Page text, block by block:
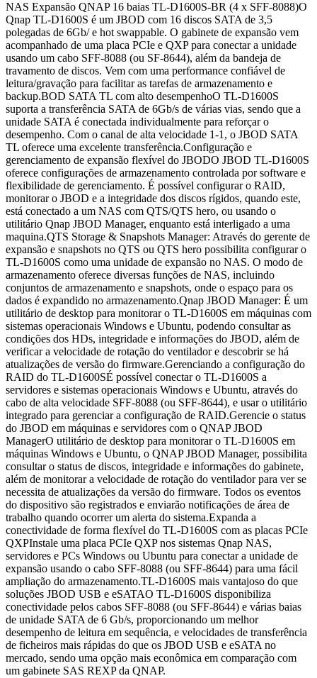
NAS Expansão QNAP 16 baias TL-D1600S-BR (4 x SFF-8088)O
Qnap TL-D1600S é um JBOD com 16 discos SATA de 3,5
polegadas de 6Gb/ e hot swappable. O gabinete de expansão vem
acompanhado de uma placa PCIe e QXP para conectar a unidade
usando um cabo SFF-8088 (ou SF-8644), além da bandeja de
travamento de discos. Vem com uma performance confiável de
leitura/gravação para facilitar as tarefas de armazenamento e
backup.BOD SATA TL com alto desempenhoO TL-D1600S
suporta a transferência SATA de 6Gb/s de várias vias, sendo que a
unidade SATA é conectada individualmente para reforçar o
desempenho. Com o canal de alta velocidade 1-1, o JBOD SATA
TL oferece uma excelente transferência.Configuração e
gerenciamento de expansão flexível do JBODO JBOD TL-D1600S
oferece configurações de armazenamento controlada por software e
flexibilidade de gerenciamento. É possível configurar o RAID,
monitorar o JBOD e a integridade dos discos rígidos, quando este,
está conectado a um NAS com QTS/QTS hero, ou usando o
utilitário Qnap JBOD Manager, enquanto está interligado a uma
maquina.QTS Storage & Snapshots Manager: Através do gerente de
expansão e snapshots no QTS ou QTS hero possibilita configurar o
TL-D1600S como uma unidade de expansão no NAS. O modo de
armazenamento oferece diversas funções de NAS, incluindo
conjuntos de armazenamento e snapshots, onde o espaço para os
dados é expandido no armazenamento.Qnap JBOD Manager: É um
utilitário de desktop para monitorar o TL-D1600S em máquinas com
sistemas operacionais Windows e Ubuntu, podendo consultar as
condições dos HDs, integridade e informações do JBOD, além de
verificar a velocidade de rotação do ventilador e descobrir se há
atualizações de versão do firmware.Gerenciando a configuração do
RAID do TL-D1600SÉ possível conectar o TL-D1600S a
servidores e sistemas operacionais Windows e Ubuntu, através do
cabo de alta velocidade SFF-8088 (ou SFF-8644), e usar o utilitário
integrado para gerenciar a configuração de RAID.Gerencie o status
do JBOD em máquinas e servidores com o QNAP JBOD
ManagerO utilitário de desktop para monitorar o TL-D1600S em
máquinas Windows e Ubuntu, o QNAP JBOD Manager, possibilita
consultar o status de discos, integridade e informações do gabinete,
além de monitorar a velocidade de rotação do ventilador para ver se
necessita de atualizações da versão do firmware. Todos os eventos
do dispositivo são registrados e enviarão notificações de área de
trabalho quando ocorrer um alerta do sistema.Expanda a
conectividade de forma flexível do TL-D1600S com as placas PCIe
QXPInstale uma placa PCIe QXP nos sistemas Qnap NAS,
servidores e PCs Windows ou Ubuntu para conectar a unidade de
expansão usando o cabo SFF-8088 (ou SFF-8644) para uma fácil
ampliação do armazenamento.TL-D1600S mais vantajoso do que
soluções JBOD USB e eSATAO TL-D1600S disponibiliza
conectividade pelos cabos SFF-8088 (ou SFF-8644) e várias baias
de unidade SATA de 6 Gb/s, proporcionando um melhor
desempenho de leitura em sequência, e velocidades de transferência
de ficheiros mais rápidas do que os JBOD USB e eSATA no
mercado, sendo uma opção mais econômica em comparação com
um gabinete SAS REXP da QNAP.